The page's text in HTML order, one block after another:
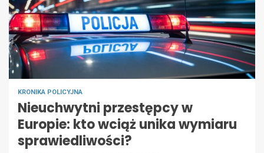
KRONIKA POLICYJNA
Nieuchwytni przestępcy w
Europie: kto wciąż unika wymiaru
sprawiedliwości?